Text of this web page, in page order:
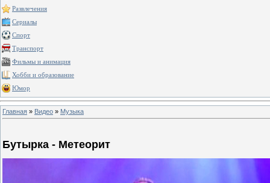
Развлечения
Сериалы
Спорт
Транспорт
Фильмы и анимация
Хобби и образование
Юмор
Главная » Видео » Музыка
Бутырка - Метеорит